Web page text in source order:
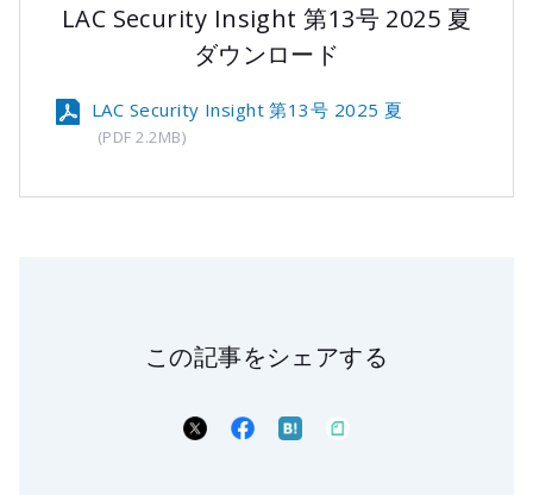
LAC Security Insight 第13号 2025 夏
ダウンロード
LAC Security Insight 第13号 2025 夏
(PDF 2.2MB)
この記事をシェアする